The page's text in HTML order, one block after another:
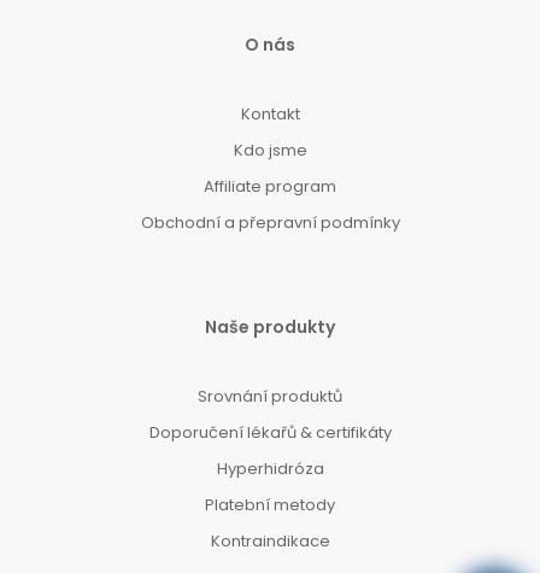
O nás
Kontakt
Kdo jsme
Affiliate program
Obchodní a přepravní podmínky
Naše produkty
Srovnání produktů
Doporučení lékařů & certifikáty
Hyperhidróza
Platební metody
Kontraindikace